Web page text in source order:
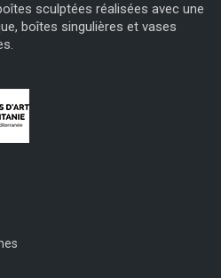
sculptées réalisées avec une
boîtes singulières et vases